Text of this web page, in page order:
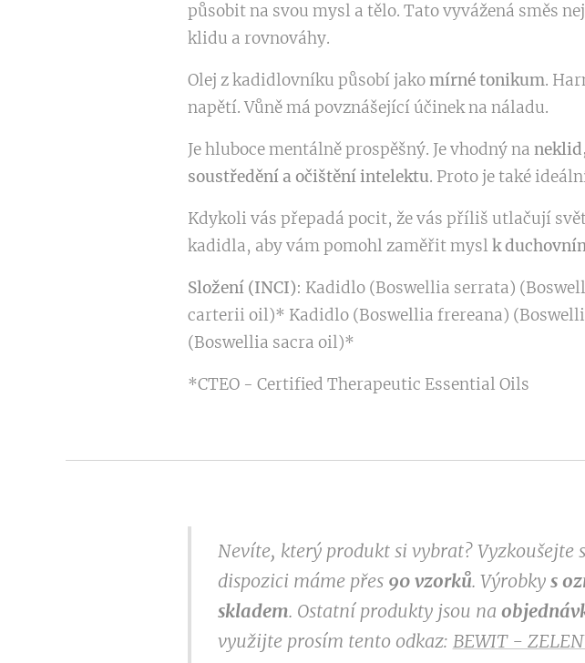
působit na svou mysl a tělo. Tato vyvážená směs
klidu a rovnováhy.
Olej z kadidlovníku působí jakomírné tonikum.
napětí. Vůně má povznášející účinek na náladu.
Je hluboce mentálně prospěšný. Je vhodný na
soustředění a očištění intelektu. Proto je také
Kdykoli vás přepadá pocit, že vás příliš utlačují
kadidla, aby vám pomohl zaměřit mysl k
Složení (INCI): Kadidlo (Boswellia serrata)
carterii oil)* Kadidlo (Boswellia frereana)
(Boswellia sacra oil)*
*CTEO - Certified Therapeutic Essential Oils
Nevíte, který produkt si vybrat?
dispozici máme přes 90 vzorků. Výrobky s
skladem. Ostatní produkty jsou na
využijte prosím tento odkaz: BEWIT -